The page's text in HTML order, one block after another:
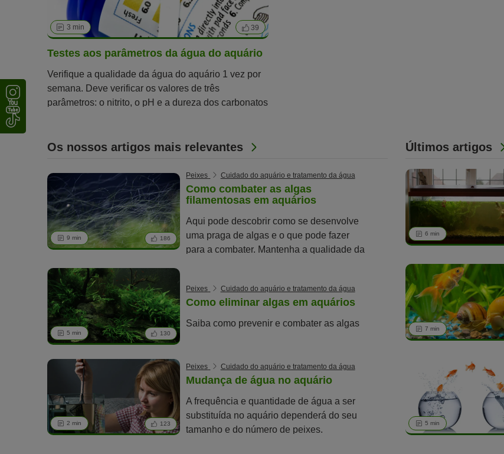
3 min 39
Testes aos parâmetros da água do aquário
Verifique a qualidade da água do aquário 1 vez por
semana. Deve verificar os valores de três
parâmetros: o nitrito, o pH e a dureza dos carbonatos
Os nossos artigos mais relevantes
9 min 186
Peixes Cuidado do aquário e tratamento da água
Como combater as algas
filamentosas em aquários
Aqui pode descobrir como se desenvolve
uma praga de algas e o que pode fazer
para a combater. Mantenha a qualidade da
5 min 130
Peixes Cuidado do aquário e tratamento da água
Como eliminar algas em aquários
Saiba como prevenir e combater as algas
2 min 123
Peixes Cuidado do aquário e tratamento da água
Mudança de água no aquário
A frequência e quantidade de água a ser
substituída no aquário dependerá do seu
tamanho e do número de peixes.
Últimos artigos
6 min
7 min
5 min